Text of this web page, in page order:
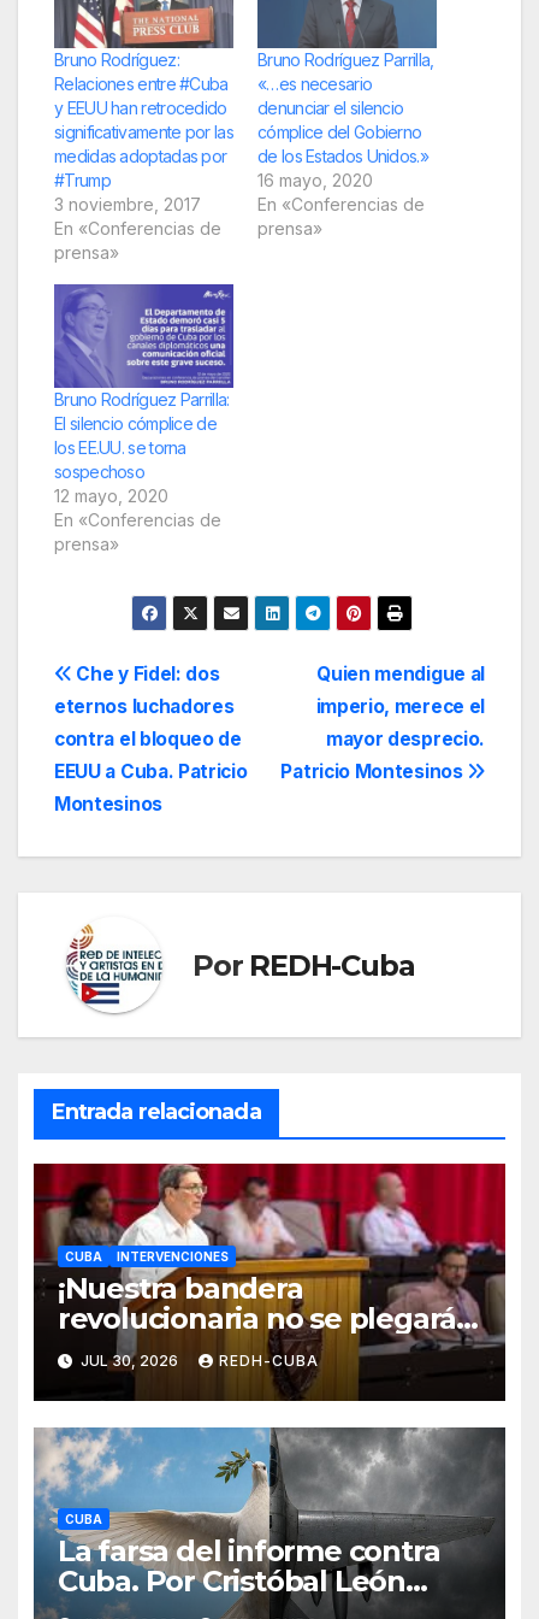
Bruno Rodríguez:
Relaciones entre #Cuba
y EEUU han retrocedido
significativamente por las
medidas adoptadas por
#Trump
3 noviembre, 2017
En «Conferencias de
prensa»
Bruno Rodríguez Parrilla,
«…es necesario
denunciar el silencio
cómplice del Gobierno
de los Estados Unidos.»
16 mayo, 2020
En «Conferencias de
prensa»
Bruno Rodríguez Parrilla:
El silencio cómplice de
los EE.UU. se torna
sospechoso
12 mayo, 2020
En «Conferencias de
prensa»
Navegación
de
entradas
Quien mendigue al
imperio, merece el
mayor desprecio.
Patricio Montesinos
Che y Fidel: dos
eternos luchadores
contra el bloqueo de
EEUU a Cuba. Patricio
Montesinos
Por REDH-Cuba
Entrada relacionada
CUBA INTERVENCIONES
¡Nuestra bandera
revolucionaria no se plegará
jamás! Por Bruno Rodríguez
Parrilla
JUL 30, 2026 REDH-CUBA
CUBA
La farsa del informe contra
Cuba. Por Cristóbal León
Campos